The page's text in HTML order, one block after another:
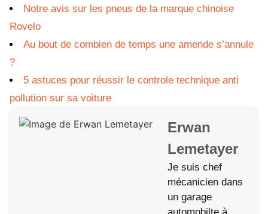
Notre avis sur les pneus de la marque chinoise
Rovelo
Au bout de combien de temps une amende s’annule
?
5 astuces pour réussir le controle technique anti
pollution sur sa voiture
Erwan
Lemetayer
Je suis chef
mécanicien dans
un garage